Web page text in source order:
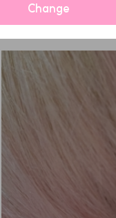
這是我第二次購買這款
買了一支來試用，結果
柔順、更滑，所以這次多
覺得它比其他產品更容
非常推薦大家試試
開心自己發現了它。我也
用，因為我們的頭髮都比
Change